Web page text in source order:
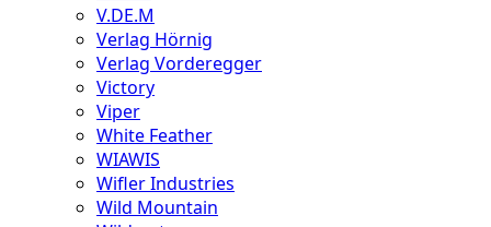
V.DE.M
Verlag Hörnig
Verlag Vorderegger
Victory
Viper
White Feather
WIAWIS
Wifler Industries
Wild Mountain